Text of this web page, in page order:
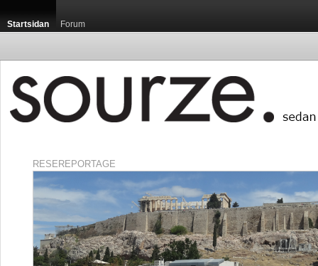
Startsidan Forum
RESEREPORTAGE